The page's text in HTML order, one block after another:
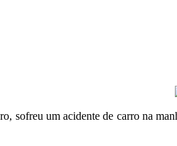
sofreu um acidente de carro na